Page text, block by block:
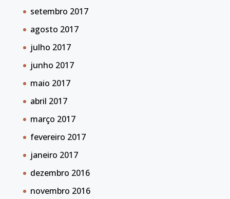
setembro 2017
agosto 2017
julho 2017
junho 2017
maio 2017
abril 2017
março 2017
fevereiro 2017
janeiro 2017
dezembro 2016
novembro 2016